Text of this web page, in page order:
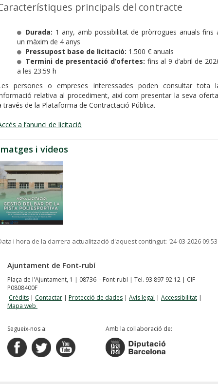
principals del contracte
Durada: 1 any, amb possibilitat de pròrrogues anuals fins
un màxim de 4 anys
Pressupost base de licitació: 1.500 € anuals
Termini de presentació d’ofertes: fins al 9 d’abril de
a les 23:59 h
persones o empreses interessades poden consultar tota
relativa al procediment, així com presentar la seva
través de la Plataforma de Contractació Pública.
a l’anunci de licitació
i vídeos
i hora de la darrera actualització d'aquest contingut: '24-03-2026 09:53
Ajuntament de Font-rubí
Plaça de l'Ajuntament, 1 | 08736 - Font-rubí | Tel. 93 897 92 12 | CIF
P0808400F
Crèdits | Contactar | Protecció de dades | Avís legal | Accessibilitat |
Mapa web
Segueix-nos a: Amb la col·laboració de: